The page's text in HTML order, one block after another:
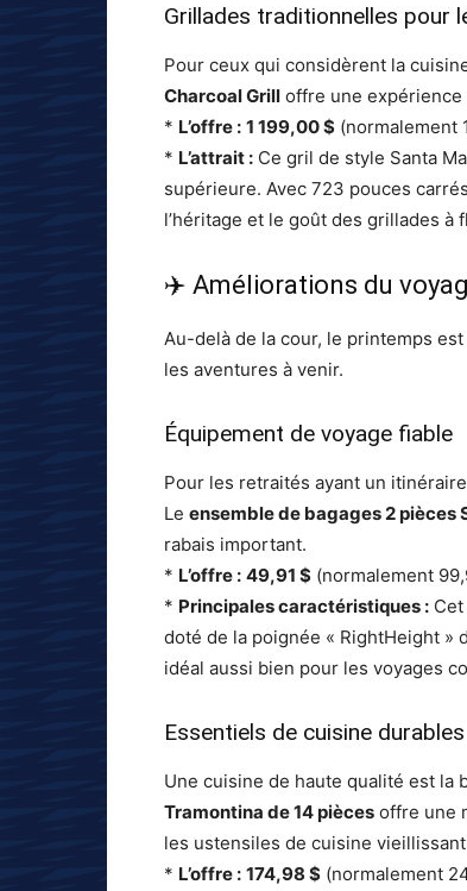
Grillades traditionnelles pour
Pour ceux qui considèrent la
Charcoal Grill offre une expérience
* L’offre : 1 199,00 $ (normalement
* L’attrait : Ce gril de style Santa
supérieure. Avec 723 pouces
l’héritage et le goût des grillades à
✈️ Améliorations du
Au-delà de la cour, le printemps
les aventures à venir.
Équipement de voyage fiable
Pour les retraités ayant un
Le ensemble de bagages 2 pièces
rabais important.
* L’offre : 49,91 $ (normalement
* Principales caractéristiques :
doté de la poignée « RightHeight »
idéal aussi bien pour les voyages
Essentiels de cuisine durables
Une cuisine de haute qualité est la
Tramontina de 14 pièces offre une
les ustensiles de cuisine
* L’offre : 174,98 $ (normalement